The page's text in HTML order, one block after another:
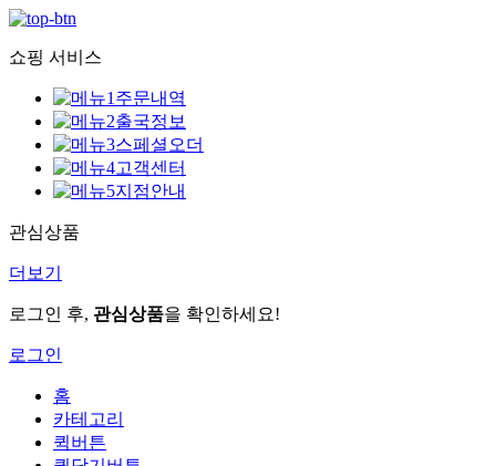
쇼핑 서비스
주문내역
출국정보
스페셜오더
고객센터
지점안내
관심상품
더보기
로그인 후, 관심상품을 확인하세요!
로그인
홈
카테고리
퀵버튼